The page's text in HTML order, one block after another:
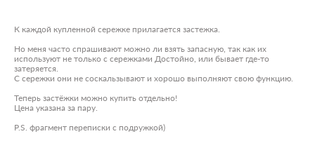
К каждой купленной сережке прилагается застежка.
Но меня часто спрашивают можно ли взять запасную, так как их
используют не только с сережками Достойно, или бывает где-то
затеряется.
C сережки они не соскальзывают и хорошо выполняют свою функцию.
Теперь застёжки можно купить отдельно!
Цена указана за пару.
P.S. фрагмент переписки с подружкой)